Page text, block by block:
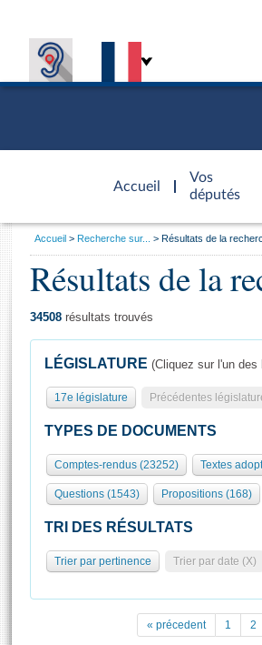
Accueil
d'accueil
Vos
députés
Présidence
577 députés
Groupes politiques
Séance publique
Commissions et autres organes
Europe et International
Pétitions
Général
Rôle et pouvoirs de l'Assemblée
Organisation de l'Assemblée
Présidence Conférence des Présidents
Statistiques et chiffres clés
Documents de référence
( Constitution | Règlement de
Visiter l'Assemblée
Visite virtuelle du palais Bourbon
Assister à une séance
La Bibliothèque
Vous
Accueil Recherche sur... Résultats de la
Résultats de la
34508 résultats trouvés
LÉGISLATURE (Cliquez sur l'un
17e législature Précédentes
TYPES DE DOCUMENTS
Comptes-rendus (23252) Textes
Questions (1543) Propositions (168)
TRI DES RÉSULTATS
Trier par pertinence Trier par date (X)
« précedent 1 2